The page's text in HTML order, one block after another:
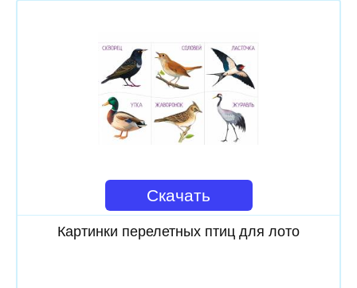
Скачать
Картинки перелетных птиц для лото